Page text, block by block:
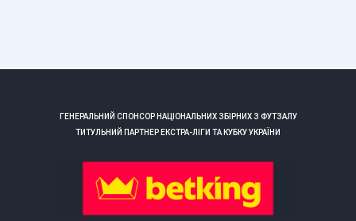
ГЕНЕРАЛЬНИЙ СПОНСОР НАЦІОНАЛЬНИХ ЗБІРНИХ З ФУТЗАЛУ
ТИТУЛЬНИЙ ПАРТНЕР ЕКСТРА-ЛІГИ ТА КУБКУ УКРАЇНИ